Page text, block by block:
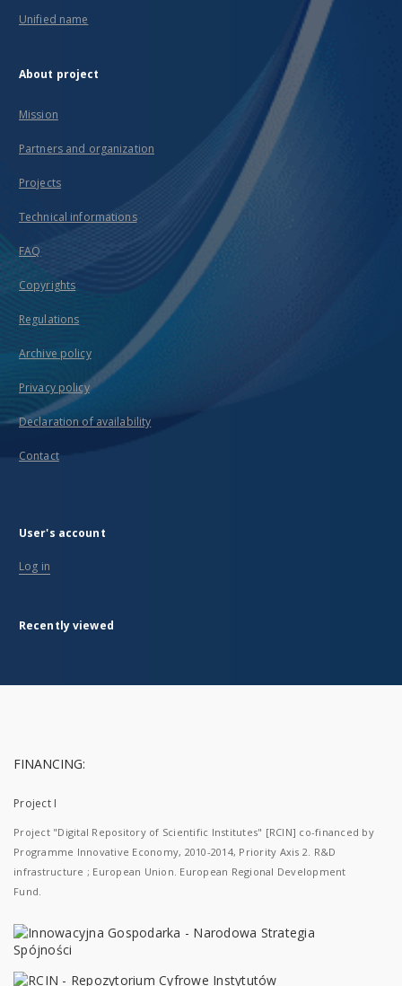
Unified name
About project
Mission
Partners and organization
Projects
Technical informations
FAQ
Copyrights
Regulations
Archive policy
Privacy policy
Declaration of availability
Contact
User's account
Log in
Recently viewed
FINANCING:
Project I
Project "Digital Repository of Scientific Institutes" [RCIN] co-financed by
Programme Innovative Economy, 2010-2014, Priority Axis 2. R&D
infrastructure ; European Union. European Regional Development
Fund.